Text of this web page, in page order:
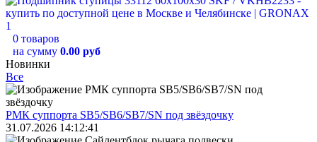
0 товаров
на сумму 0.00 руб
Новинки
Все
РМК суппорта SB5/SB6/SB7/SN под звёздочку
31.07.2026 14:12:41